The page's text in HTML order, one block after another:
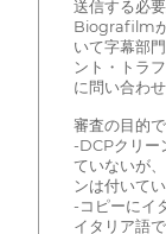
送信する必
Biografilmが
いて字幕部
ント・トラ
に問い合わ
審査の目的
-DCPクリー
ていないが
ンは付いて
-コピーにイ
イタリア語